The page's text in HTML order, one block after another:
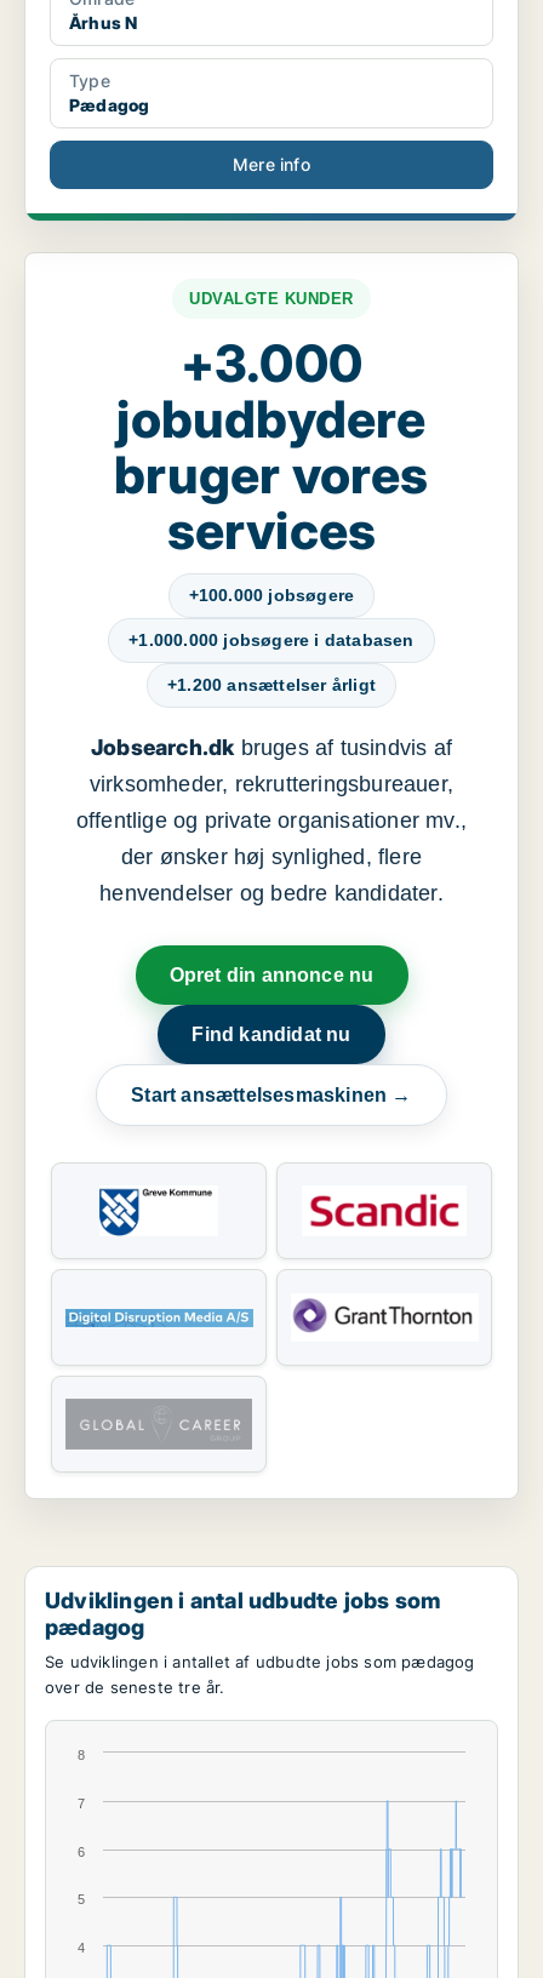
Århus N
Type
Pædagog
Mere info
UDVALGTE KUNDER
+3.000
jobudbydere
bruger vores
services
+100.000 jobsøgere
+1.000.000 jobsøgere i databasen
+1.200 ansættelser årligt
Jobsearch.dkbruges af tusindvis af
virksomheder, rekrutteringsbureauer,
offentlige og private organisationer mv.,
der ønsker høj synlighed, flere
henvendelser og bedre kandidater.
Opret din annonce nu
Find kandidat nu
Start ansættelsesmaskinen →
Udviklingen i antal udbudte jobs som
pædagog
Se udviklingen i antallet af udbudte jobs som pædagog
over de seneste tre år.
4
5
6
7
8